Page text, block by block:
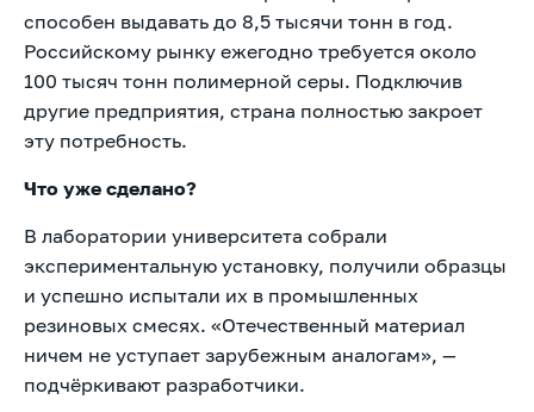
способен выдавать до 8,5 тысячи тонн в год.
Российскому рынку ежегодно требуется около
100 тысяч тонн полимерной серы. Подключив
другие предприятия, страна полностью закроет
эту потребность.
Что уже сделано?
В лаборатории университета собрали
экспериментальную установку, получили образцы
и успешно испытали их в промышленных
резиновых смесях. «Отечественный материал
ничем не уступает зарубежным аналогам», —
подчёркивают разработчики.